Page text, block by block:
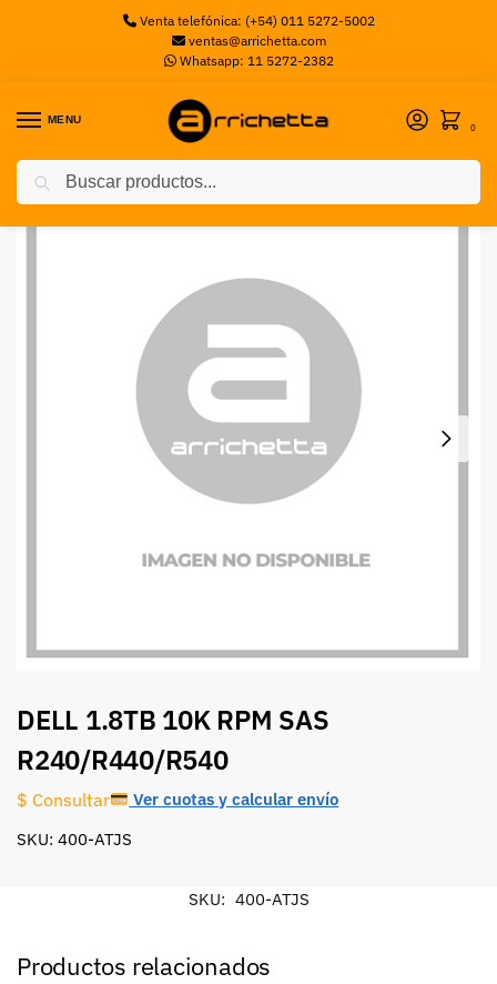
Venta telefónica: (+54) 011 5272-5002
ventas@arrichetta.com
Whatsapp: 11 5272-2382
MENU
0
Inicio Discos Servidor / DELL 1.8TB 10K RPM SAS R240/R440/R540
DELL 1.8TB 10K RPM SAS
R240/R440/R540
$ Consultar Ver cuotas y calcular envío
SKU: 400-ATJS
SKU: 400-ATJS
Productos relacionados